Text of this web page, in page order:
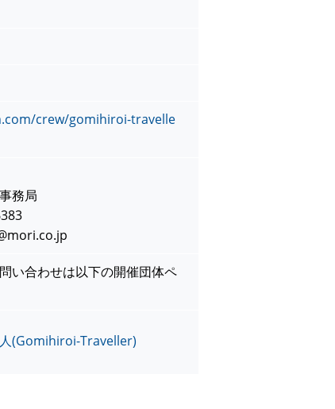
crew/gomihiroi-travelle
務局
い合わせは以下の開催団体ペ
(Gomihiroi-Traveller)